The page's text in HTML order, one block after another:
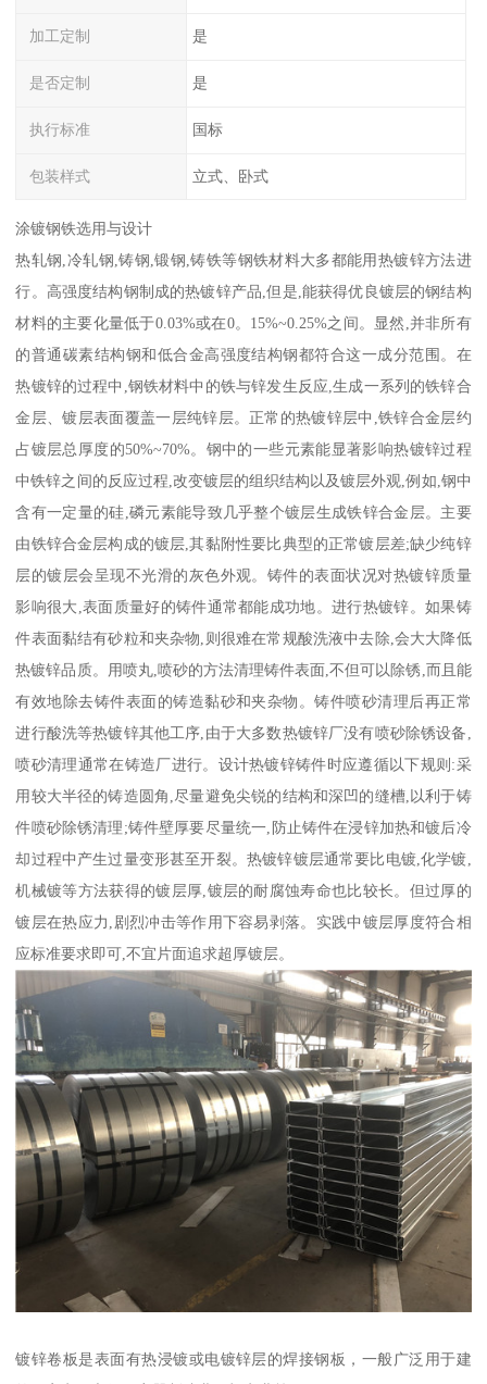
加工定制 是
是否定制 是
执行标准 国标
包装样式 立式、卧式
涂镀钢铁选用与设计
热轧钢,冷轧钢,铸钢,锻钢,铸铁等钢铁材料大多都能用热镀锌方法进
行。高强度结构钢制成的热镀锌产品,但是,能获得优良镀层的钢结构
材料的主要化量低于0.03%或在0。15%~0.25%之间。显然,并非所有
的普通碳素结构钢和低合金高强度结构钢都符合这一成分范围。在
热镀锌的过程中,钢铁材料中的铁与锌发生反应,生成一系列的铁锌合
金层、镀层表面覆盖一层纯锌层。正常的热镀锌层中,铁锌合金层约
占镀层总厚度的50%~70%。钢中的一些元素能显著影响热镀锌过程
中铁锌之间的反应过程,改变镀层的组织结构以及镀层外观,例如,钢中
含有一定量的硅,磷元素能导致几乎整个镀层生成铁锌合金层。主要
由铁锌合金层构成的镀层,其黏附性要比典型的正常镀层差;缺少纯锌
层的镀层会呈现不光滑的灰色外观。铸件的表面状况对热镀锌质量
影响很大,表面质量好的铸件通常都能成功地。进行热镀锌。如果铸
件表面黏结有砂粒和夹杂物,则很难在常规酸洗液中去除,会大大降低
热镀锌品质。用喷丸,喷砂的方法清理铸件表面,不但可以除锈,而且能
有效地除去铸件表面的铸造黏砂和夹杂物。铸件喷砂清理后再正常
进行酸洗等热镀锌其他工序,由于大多数热镀锌厂没有喷砂除锈设备,
喷砂清理通常在铸造厂进行。设计热镀锌铸件时应遵循以下规则:采
用较大半径的铸造圆角,尽量避免尖锐的结构和深凹的缝槽,以利于铸
件喷砂除锈清理;铸件壁厚要尽量统一,防止铸件在浸锌加热和镀后冷
却过程中产生过量变形甚至开裂。热镀锌镀层通常要比电镀,化学镀,
机械镀等方法获得的镀层厚,镀层的耐腐蚀寿命也比较长。但过厚的
镀层在热应力,剧烈冲击等作用下容易剥落。实践中镀层厚度符合相
应标准要求即可,不宜片面追求超厚镀层。
镀锌卷板是表面有热浸镀或电镀锌层的焊接钢板，一般广泛用于建